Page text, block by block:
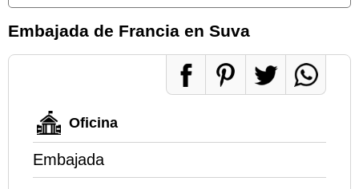
Embajada de Francia en Suva
Oficina
Embajada